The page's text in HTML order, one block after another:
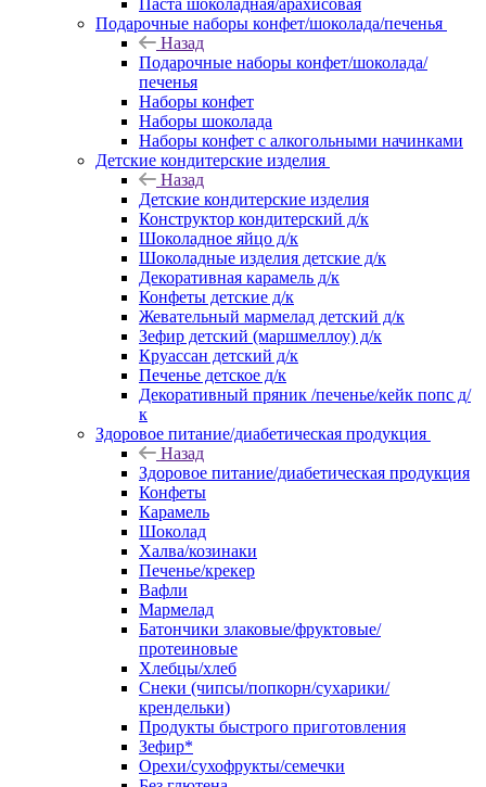
Паста шоколадная/арахисовая
Подарочные наборы конфет/шоколада/печенья
Назад
Подарочные наборы конфет/шоколада/
печенья
Наборы конфет
Наборы шоколада
Наборы конфет с алкогольными начинками
Детские кондитерские изделия
Назад
Детские кондитерские изделия
Конструктор кондитерский д/к
Шоколадное яйцо д/к
Шоколадные изделия детские д/к
Декоративная карамель д/к
Конфеты детские д/к
Жевательный мармелад детский д/к
Зефир детский (маршмеллоу) д/к
Круассан детский д/к
Печенье детское д/к
Декоративный пряник /печенье/кейк попс д/
к
Здоровое питание/диабетическая продукция
Назад
Здоровое питание/диабетическая продукция
Конфеты
Карамель
Шоколад
Халва/козинаки
Печенье/крекер
Вафли
Мармелад
Батончики злаковые/фруктовые/
протеиновые
Хлебцы/хлеб
Снеки (чипсы/попкорн/сухарики/
крендельки)
Продукты быстрого приготовления
Зефир*
Орехи/сухофрукты/семечки